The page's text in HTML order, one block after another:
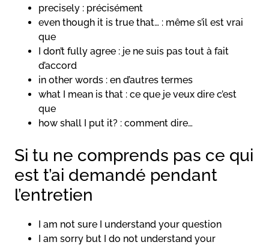
precisely : précisément
even though it is true that… : même s’il est vrai
que
I don’t fully agree : je ne suis pas tout à fait
d’accord
in other words : en d’autres termes
what I mean is that : ce que je veux dire c’est
que
how shall I put it? : comment dire…
Si tu ne comprends pas ce qui
est t’ai demandé pendant
l’entretien
I am not sure I understand your question
I am sorry but I do not understand your